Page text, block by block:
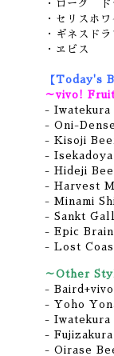
・ローグ ド
・セリスホワ
・ギネスドラ
・ヱビス
【Today's
～vivo!
- Iwatekura
- Oni-
- Kisoji
-
- Hideji
- Harvest
- Minami
- Sankt
- Epic
- Lost
～Other
-
- Yoho
- Iwatekura
-
- Oirase